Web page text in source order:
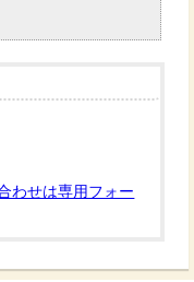
わせは専用フォー